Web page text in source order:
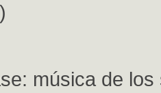
música de los